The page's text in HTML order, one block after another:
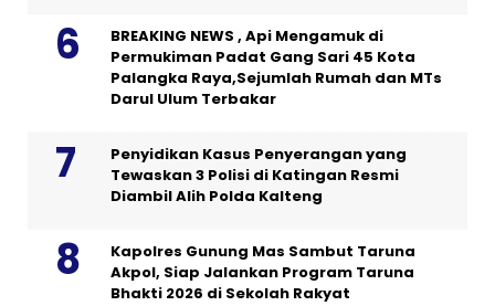
BREAKING NEWS , Api Mengamuk di
Permukiman Padat Gang Sari 45 Kota
Palangka Raya,Sejumlah Rumah dan MTs
Darul Ulum Terbakar
Penyidikan Kasus Penyerangan yang
Tewaskan 3 Polisi di Katingan Resmi
Diambil Alih Polda Kalteng
Kapolres Gunung Mas Sambut Taruna
Akpol, Siap Jalankan Program Taruna
Bhakti 2026 di Sekolah Rakyat